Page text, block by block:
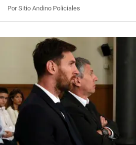
Por Sitio Andino Policiales